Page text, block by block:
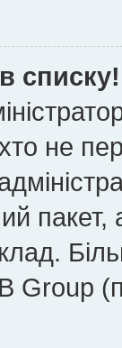
списку!
не
Group